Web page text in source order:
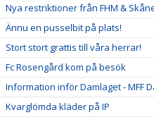
Nya restriktioner från FHM &
Ännu en pusselbit på plats!
Stort stort grattis till våra herrar!
Fc Rosengård kom på besök
Information inför Damlaget - MFF
Kvarglömda kläder på IP